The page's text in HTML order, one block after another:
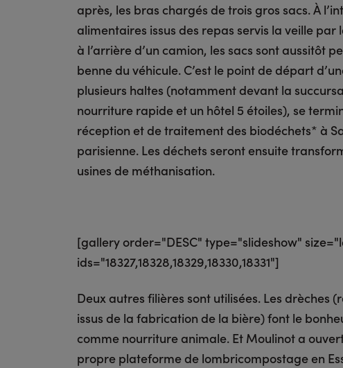
après, les bras chargés de trois gros sacs. À
alimentaires issus des repas servis la veille par
à l’arrière d’un camion, les sacs sont aussitôt
benne du véhicule. C’est le point de départ
plusieurs haltes (notamment devant la
nourriture rapide et un hôtel 5 étoiles), se
réception et de traitement des biodéchets* à
parisienne. Les déchets seront ensuite
usines de méthanisation.
[gallery order="DESC" type="slideshow"
ids="18327,18328,18329,18330,18331"]
Deux autres filières sont utilisées. Les drèches
issus de la fabrication de la bière) font le
comme nourriture animale. Et Moulinot a
propre plateforme de lombricompostage en